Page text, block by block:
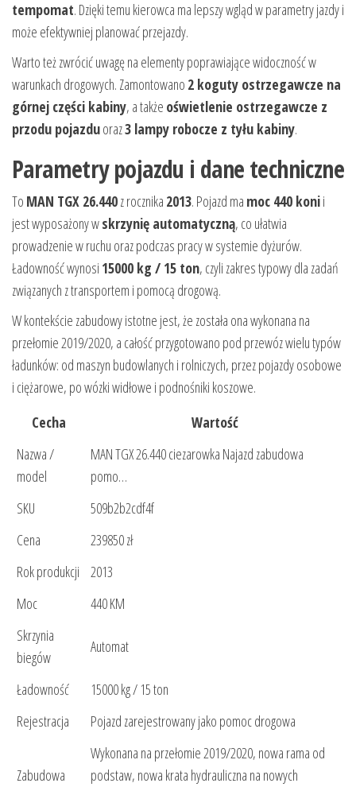
tempomat. Dzięki temu kierowca ma lepszy wgląd w parametry jazdy i
może efektywniej planować przejazdy.
Warto też zwrócić uwagę na elementy poprawiające widoczność w
warunkach drogowych. Zamontowano 2 koguty ostrzegawcze na
górnej części kabiny, a także oświetlenie ostrzegawcze z
przodu pojazduoraz3 lampy robocze z tyłu kabiny.
Parametry pojazdu i dane techniczne
To MAN TGX 26.440z rocznika 2013. Pojazd ma moc 440 konii
jest wyposażony wskrzynię automatyczną, co ułatwia
prowadzenie w ruchu oraz podczas pracy w systemie dyżurów.
Ładowność wynosi 15000 kg / 15 ton, czyli zakres typowy dla zadań
związanych z transportem i pomocą drogową.
W kontekście zabudowy istotne jest, że została ona wykonana na
przełomie 2019/2020, a całość przygotowano pod przewóz wielu typów
ładunków: od maszyn budowlanych i rolniczych, przez pojazdy osobowe
i ciężarowe, po wózki widłowe i podnośniki koszowe.
Cecha
Wartość
Nazwa /
model
MAN TGX 26.440 ciezarowka Najazd zabudowa
pomo…
SKU
509b2b2cdf4f
Cena
239850 zł
Rok produkcji
2013
Moc
440 KM
Skrzynia
biegów
Automat
Ładowność
15000 kg / 15 ton
Rejestracja
Pojazd zarejestrowany jako pomoc drogowa
Zabudowa
Wykonana na przełomie 2019/2020, nowa rama od
podstaw, nowa krata hydrauliczna na nowych